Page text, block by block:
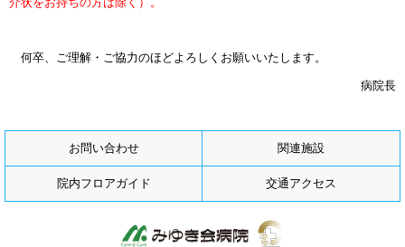
何卒、ご理解・ご協力のほどよろしくお願いいたします。
病院長
お問い合わせ 関連施設
院内フロアガイド 交通アクセス